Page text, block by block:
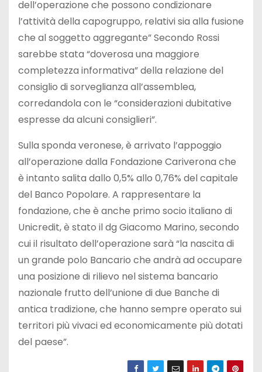
dell’operazione che possono condizionare
l’attività della capogruppo, relativi sia alla fusione
che al soggetto aggregante” Secondo Rossi
sarebbe stata “doverosa una maggiore
completezza informativa” della relazione del
consiglio di sorveglianza all’assemblea,
corredandola con le “considerazioni dubitative
espresse da alcuni consiglieri”.
Sulla sponda veronese, è arrivato l’appoggio
all’operazione dalla Fondazione Cariverona che
è intanto salita dallo 0,5% allo 0,76% del capitale
del Banco Popolare. A rappresentare la
fondazione, che è anche primo socio italiano di
Unicredit, è stato il dg Giacomo Marino, secondo
cui il risultato dell’operazione sarà “la nascita di
un grande polo Bancario che andrà ad occupare
una posizione di rilievo nel sistema bancario
nazionale frutto dell’unione di due Banche di
antica tradizione, che hanno sempre operato sui
territori più vivaci ed economicamente più dotati
del paese”.